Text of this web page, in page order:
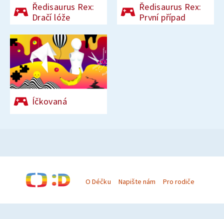
Ředisaurus Rex:
Dračí lóže
Ředisaurus Rex:
První případ
Íčkovaná
O Déčku Napište nám Pro rodiče